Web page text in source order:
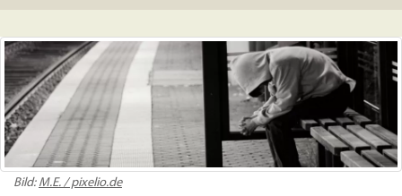
Bild: M.E. / pixelio.de